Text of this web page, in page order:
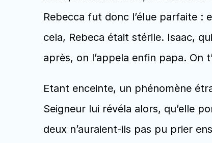
Rebecca fut donc l’élue parfaite :
cela, Rebeca était stérile. Isaac,
après, on l’appela enfin papa. On
Etant enceinte, un phénomène
Seigneur lui révéla alors, qu’elle
deux n’auraient-ils pas pu prier